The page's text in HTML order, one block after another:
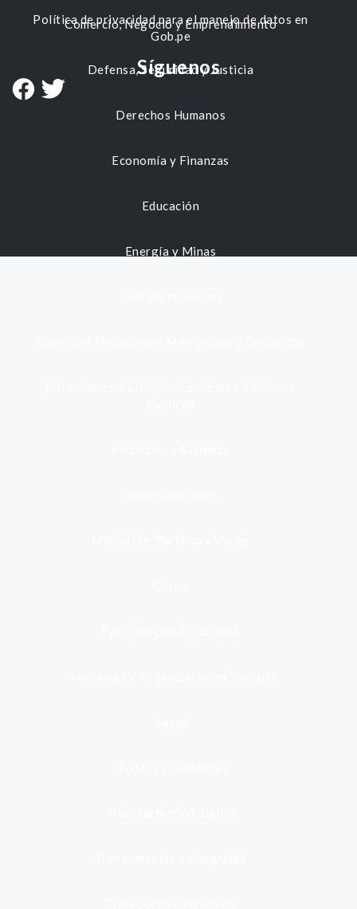
Comercio, Negocio y Emprendimiento
Defensa, Seguridad y Justicia
Derechos Humanos
Economía y Finanzas
Educación
Energía y Minas
Política de privacidad para el manejo de datos en
Gob.pe
Síguenos